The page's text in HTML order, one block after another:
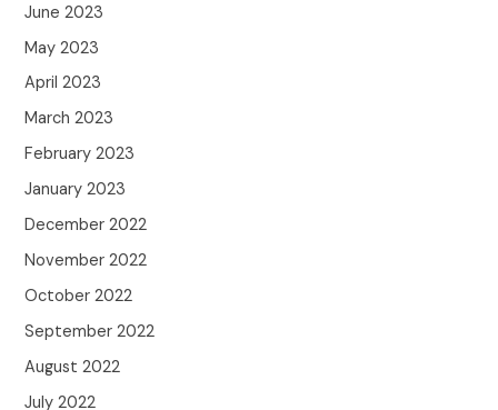
June 2023
May 2023
April 2023
March 2023
February 2023
January 2023
December 2022
November 2022
October 2022
September 2022
August 2022
July 2022